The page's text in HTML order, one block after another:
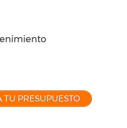
TU PRESUPUESTO